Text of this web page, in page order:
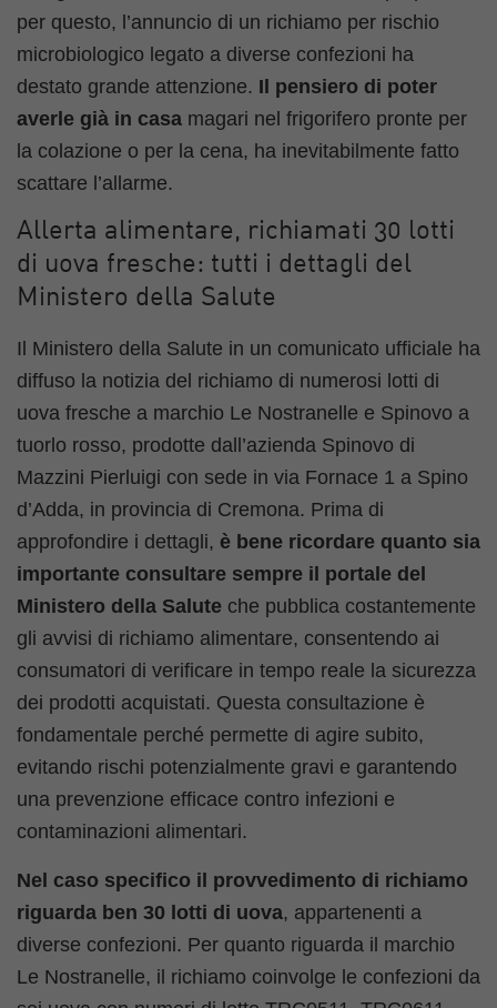
per questo, l’annuncio di un richiamo per rischio
microbiologico legato a diverse confezioni ha
destato grande attenzione. Il pensiero di poter
averle già in casa magari nel frigorifero pronte per
la colazione o per la cena, ha inevitabilmente fatto
scattare l’allarme.
Allerta alimentare, richiamati 30 lotti
di uova fresche: tutti i dettagli del
Ministero della Salute
Il Ministero della Salute in un comunicato ufficiale ha
diffuso la notizia del richiamo di numerosi lotti di
uova fresche a marchio Le Nostranelle e Spinovo a
tuorlo rosso, prodotte dall’azienda Spinovo di
Mazzini Pierluigi con sede in via Fornace 1 a Spino
d’Adda, in provincia di Cremona. Prima di
approfondire i dettagli, è bene ricordare quanto sia
importante consultare sempre il portale del
Ministero della Salute che pubblica costantemente
gli avvisi di richiamo alimentare, consentendo ai
consumatori di verificare in tempo reale la sicurezza
dei prodotti acquistati. Questa consultazione è
fondamentale perché permette di agire subito,
evitando rischi potenzialmente gravi e garantendo
una prevenzione efficace contro infezioni e
contaminazioni alimentari.
Nel caso specifico il provvedimento di richiamo
riguarda ben 30 lotti di uova, appartenenti a
diverse confezioni. Per quanto riguarda il marchio
Le Nostranelle, il richiamo coinvolge le confezioni da